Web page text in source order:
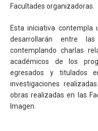
Facultades organizadoras.
Esta iniciativa contempla
desarrollarán entre
contemplando charlas
académicos de los
egresados y titulados
investigaciones
obras realizadas en las
Imagen.